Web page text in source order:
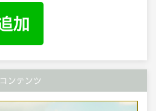
コンテンツ